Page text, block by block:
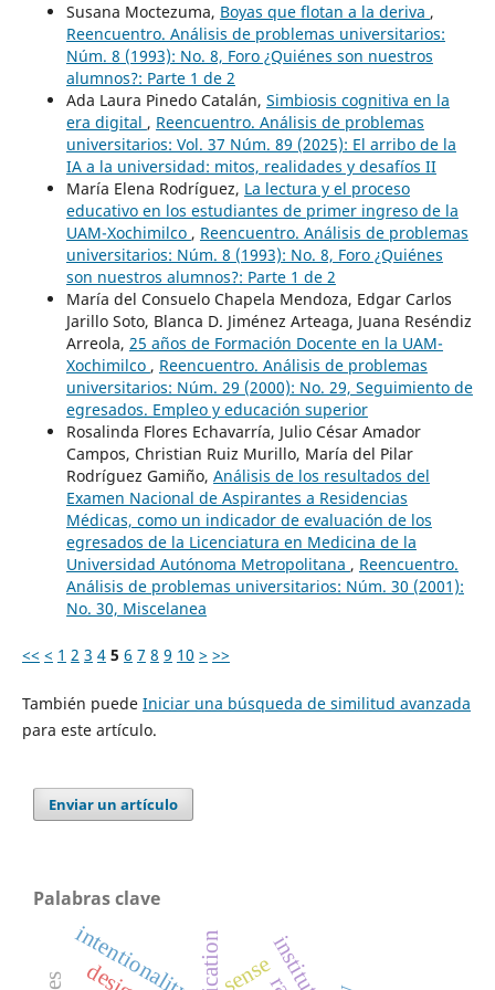
Susana Moctezuma, Boyas que flotan a la deriva ,
Reencuentro. Análisis de problemas universitarios:
Núm. 8 (1993): No. 8, Foro ¿Quiénes son nuestros
alumnos?: Parte 1 de 2
Ada Laura Pinedo Catalán, Simbiosis cognitiva en la
era digital , Reencuentro. Análisis de problemas
universitarios: Vol. 37 Núm. 89 (2025): El arribo de la
IA a la universidad: mitos, realidades y desafíos II
María Elena Rodríguez, La lectura y el proceso
educativo en los estudiantes de primer ingreso de la
UAM-Xochimilco , Reencuentro. Análisis de problemas
universitarios: Núm. 8 (1993): No. 8, Foro ¿Quiénes
son nuestros alumnos?: Parte 1 de 2
María del Consuelo Chapela Mendoza, Edgar Carlos
Jarillo Soto, Blanca D. Jiménez Arteaga, Juana Reséndiz
Arreola, 25 años de Formación Docente en la UAM-
Xochimilco , Reencuentro. Análisis de problemas
universitarios: Núm. 29 (2000): No. 29, Seguimiento de
egresados. Empleo y educación superior
Rosalinda Flores Echavarría, Julio César Amador
Campos, Christian Ruiz Murillo, María del Pilar
Rodríguez Gamiño, Análisis de los resultados del
Examen Nacional de Aspirantes a Residencias
Médicas, como un indicador de evaluación de los
egresados de la Licenciatura en Medicina de la
Universidad Autónoma Metropolitana , Reencuentro.
Análisis de problemas universitarios: Núm. 30 (2001):
No. 30, Miscelanea
<< < 1 2 3 4 5 6 7 8 9 10 > >>
También puede Iniciar una búsqueda de similitud avanzada
para este artículo.
Enviar un artículo
Palabras clave
intentionality sense